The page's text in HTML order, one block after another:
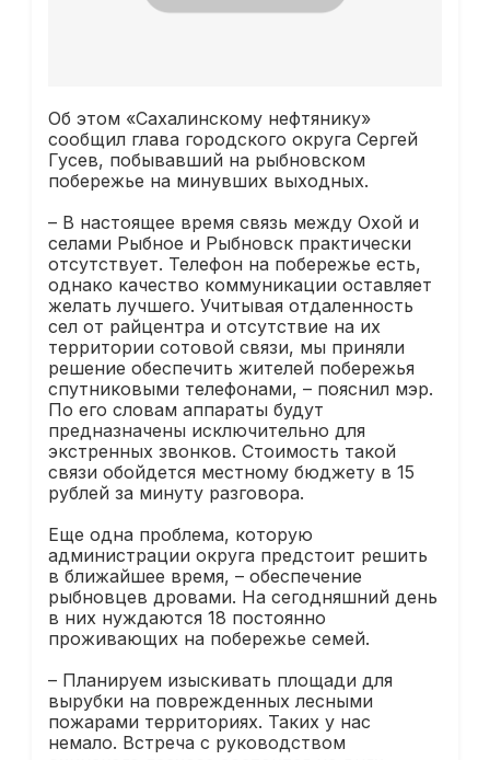
Об этом «Сахалинскому нефтянику»
сообщил глава городского округа Сергей
Гусев, побывавший на рыбновском
побережье на минувших выходных.
– В настоящее время связь между Охой и
селами Рыбное и Рыбновск практически
отсутствует. Телефон на побережье есть,
однако качество коммуникации оставляет
желать лучшего. Учитывая отдаленность
сел от райцентра и отсутствие на их
территории сотовой связи, мы приняли
решение обеспечить жителей побережья
спутниковыми телефонами, – пояснил мэр.
По его словам аппараты будут
предназначены исключительно для
экстренных звонков. Стоимость такой
связи обойдется местному бюджету в 15
рублей за минуту разговора.
Еще одна проблема, которую
администрации округа предстоит решить
в ближайшее время, – обеспечение
рыбновцев дровами. На сегодняшний день
в них нуждаются 18 постоянно
проживающих на побережье семей.
– Планируем изыскивать площади для
вырубки на поврежденных лесными
пожарами территориях. Таких у нас
немало. Встреча с руководством